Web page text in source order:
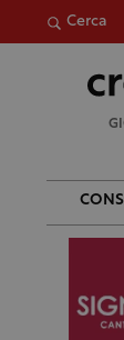
Cerca